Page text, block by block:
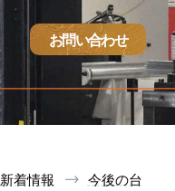
技術紹
設備
お問い合わせ
新着情報
今後の台